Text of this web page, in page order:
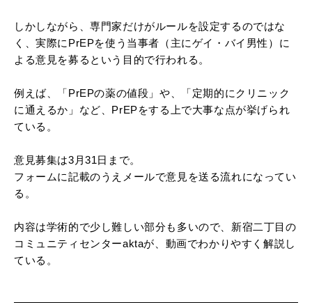
しかしながら、専門家だけがルールを設定するのではな
く、実際にPrEPを使う当事者（主にゲイ・バイ男性）に
よる意見を募るという目的で行われる。
例えば、「PrEPの薬の値段」や、「定期的にクリニック
に通えるか」など、PrEPをする上で大事な点が挙げられ
ている。
意見募集は3月31日まで。
フォームに記載のうえメールで意見を送る流れになってい
る。
内容は学術的で少し難しい部分も多いので、新宿二丁目の
コミュニティセンターaktaが、動画でわかりやすく解説し
ている。